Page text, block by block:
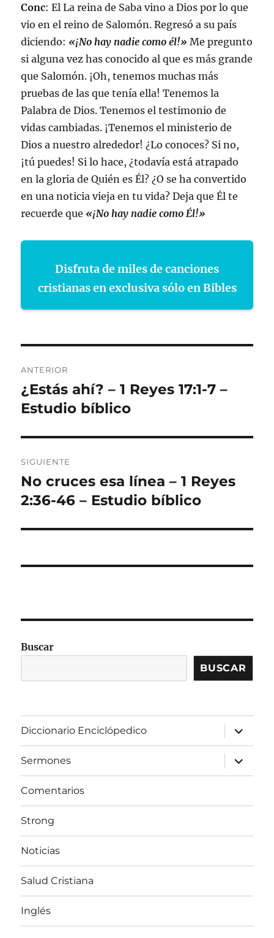
Conc: El La reina de Saba vino a Dios por lo que
vio en el reino de Salomón. Regresó a su país
diciendo: «¡No hay nadie como él!» Me pregunto
si alguna vez has conocido al que es más grande
que Salomón. ¡Oh, tenemos muchas más
pruebas de las que tenía ella! Tenemos la
Palabra de Dios. Tenemos el testimonio de
vidas cambiadas. ¡Tenemos el ministerio de
Dios a nuestro alrededor! ¿Lo conoces? Si no,
¡tú puedes! Si lo hace, ¿todavía está atrapado
en la gloria de Quién es Él? ¿O se ha convertido
en una noticia vieja en tu vida? Deja que Él te
recuerde que «¡No hay nadie como Él!»
Disfruta de miles de canciones
cristianas en exclusiva sólo en Bibles
de
entradas
ANTERIOR
Entrada
anterior:
¿Estás ahí? – 1 Reyes 17:1-7 –
Estudio bíblico
SIGUIENTE
Entrada
siguiente:
No cruces esa línea – 1 Reyes
2:36-46 – Estudio bíblico
Buscar
BUSCAR
Diccionario Enciclópedico
expandir
el
menú
inferior
Sermones
expandir
el
menú
Comentarios
Strong
Noticias
Salud Cristiana
Inglés